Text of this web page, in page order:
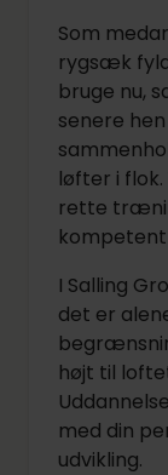
Som
rygsæk
bruge nu,
senere
løfter i
rette
I Salling
det er
højt til
med din
udvikling.